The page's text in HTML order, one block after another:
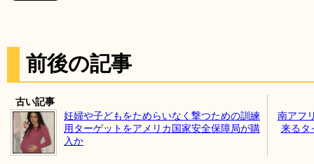
前後の記事
古い記事
妊婦や子どもをためらいなく撃つための訓練
用ターゲットをアメリカ国家安全保障局が購
入か
南アフ
来るタ